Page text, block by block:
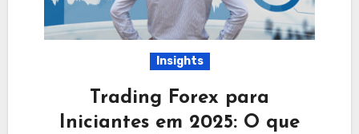
Insights
Trading Forex para
Iniciantes em 2025: O que